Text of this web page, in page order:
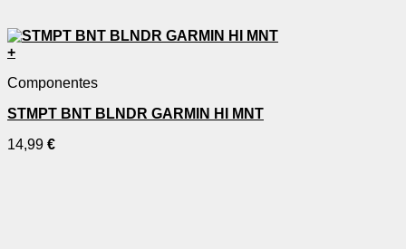
+
Componentes
STMPT BNT BLNDR GARMIN HI MNT
14,99 €